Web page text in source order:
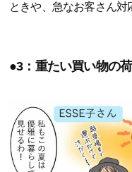
ときや、急なお客さん対
●3：重たい買い物の